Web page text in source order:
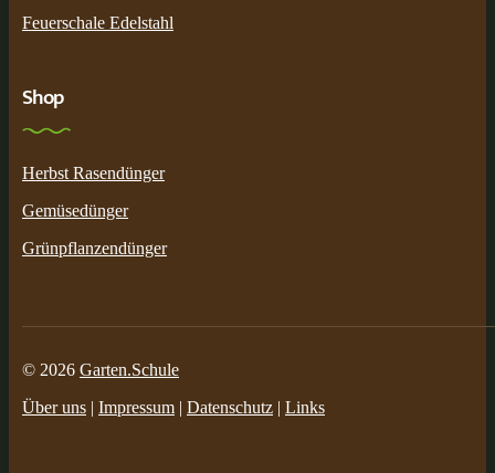
Feuerschale Edelstahl
Shop
Herbst Rasendünger
Gemüsedünger
Grünpflanzendünger
© 2026 Garten.Schule
Über uns | Impressum | Datenschutz | Links